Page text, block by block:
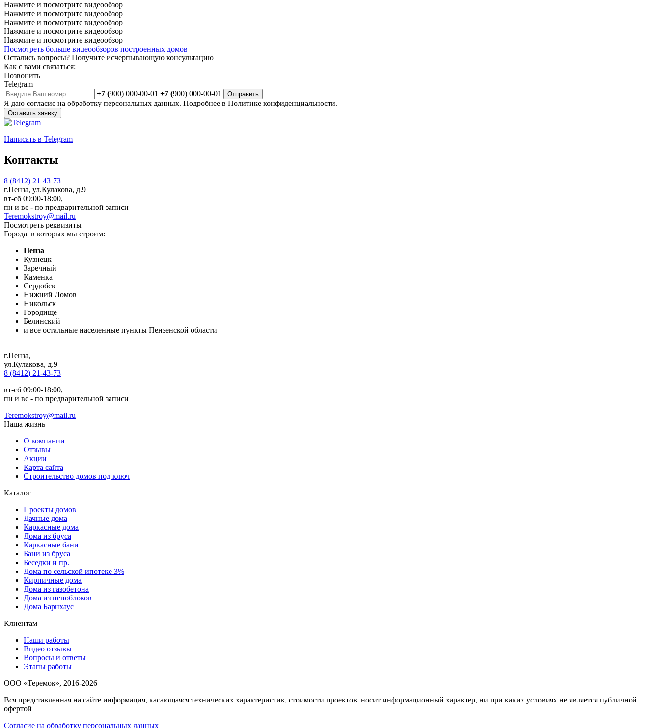
Нажмите и посмотрите видеообзор
Нажмите и посмотрите видеообзор
Нажмите и посмотрите видеообзор
Нажмите и посмотрите видеообзор
Нажмите и посмотрите видеообзор
Посмотреть больше видеообзоров построенных домов
Остались вопросы? Получите исчерпывающую консультацию
Как с вами связаться:
Позвонить
Telegram
+7 (900) 000-00-01 +7 (900) 000-00-01 Отправить
Я даю согласие на обработку персональных данных. Подробнее в Политике конфиденциальности.
Оставить заявку
Написать в Telegram
Контакты
8 (8412) 21-43-73
г.Пенза, ул.Кулакова, д.9
вт-сб 09:00-18:00,
пн и вс - по предварительной записи
Teremokstroy@mail.ru
Посмотреть реквизиты
Города, в которых мы строим:
Пенза
Кузнецк
Заречный
Каменка
Сердобск
Нижний Ломов
Никольск
Городище
Белинский
и все остальные населенные пункты Пензенской области
г.Пенза,
ул.Кулакова, д.9
8 (8412) 21-43-73
вт-сб 09:00-18:00,
пн и вс - по предварительной записи
Teremokstroy@mail.ru
Наша жизнь
О компании
Отзывы
Акции
Карта сайта
Строительство домов под ключ
Каталог
Проекты домов
Дачные дома
Каркасные дома
Дома из бруса
Каркасные бани
Бани из бруса
Беседки и пр.
Дома по сельской ипотеке 3%
Кирпичные дома
Дома из газобетона
Дома из пеноблоков
Дома Барнхаус
Клиентам
Наши работы
Видео отзывы
Вопросы и ответы
Этапы работы
ООО «Теремок», 2016-2026
Вся представленная на сайте информация, касающаяся технических характеристик, стоимости проектов, носит информационный характер, ни при каких условиях не является публичной
офертой
Согласие на обработку персональных данных